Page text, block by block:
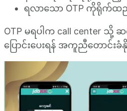
ရလာသော OTP ကိုရိုက်ထည့်
OTP မရပါက call center သို့
ပြောင်းပေးရန် အကူညီတောင်းခံ